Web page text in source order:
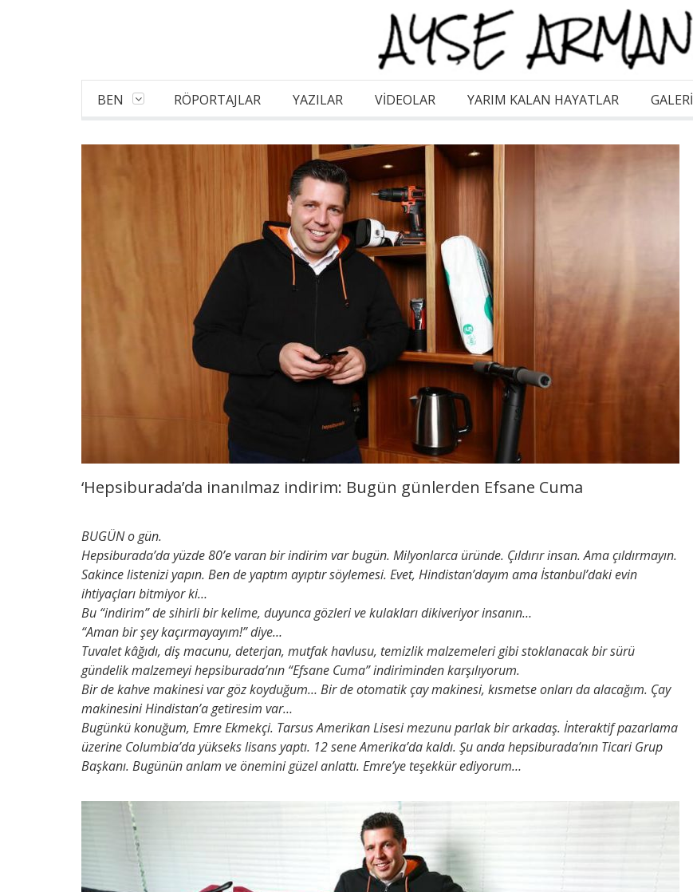
BEN RÖPORTAJLAR YAZILAR VİDEOLAR YARIM KALAN HAYATLAR GALERI
‘Hepsiburada’da inanılmaz indirim: Bugün günlerden Efsane Cuma
BUGÜN o gün.
Hepsiburada’da yüzde 80’e varan bir indirim var bugün. Milyonlarca üründe. Çıldırır insan. Ama çıldırmayın.
Sakince listenizi yapın. Ben de yaptım ayıptır söylemesi. Evet, Hindistan’dayım ama İstanbul’daki evin
ihtiyaçları bitmiyor ki…
Bu “indirim” de sihirli bir kelime, duyunca gözleri ve kulakları dikiveriyor insanın…
“Aman bir şey kaçırmayayım!” diye…
Tuvalet kâğıdı, diş macunu, deterjan, mutfak havlusu, temizlik malzemeleri gibi stoklanacak bir sürü
gündelik malzemeyi hepsiburada’nın “Efsane Cuma” indiriminden karşılıyorum.
Bir de kahve makinesi var göz koyduğum… Bir de otomatik çay makinesi, kısmetse onları da alacağım. Çay
makinesini Hindistan’a getiresim var…
Bugünkü konuğum, Emre Ekmekçi. Tarsus Amerikan Lisesi mezunu parlak bir arkadaş. İnteraktif pazarlama
üzerine Columbia’da yükseks lisans yaptı. 12 sene Amerika’da kaldı. Şu anda hepsiburada’nın Ticari Grup
Başkanı. Bugünün anlam ve önemini güzel anlattı. Emre’ye teşekkür ediyorum…